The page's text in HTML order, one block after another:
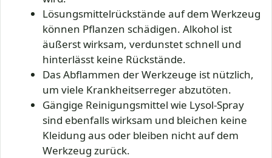
Lösungsmittelrückstände auf dem Werkzeug
können Pflanzen schädigen. Alkohol ist
äußerst wirksam, verdunstet schnell und
hinterlässt keine Rückstände.
Das Abflammen der Werkzeuge ist nützlich,
um viele Krankheitserreger abzutöten.
Gängige Reinigungsmittel wie Lysol-Spray
sind ebenfalls wirksam und bleichen keine
Kleidung aus oder bleiben nicht auf dem
Werkzeug zurück.